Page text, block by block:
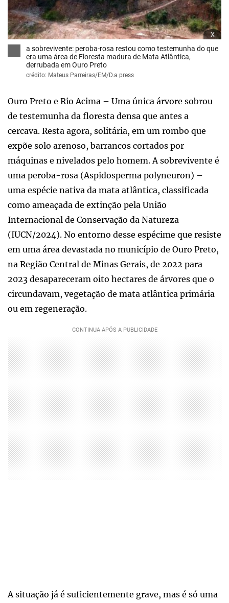
x
a sobrevivente: peroba-rosa restou como testemunha do que
era uma área de Floresta madura de Mata Atlântica,
derrubada em Ouro Preto
crédito: Mateus Parreiras/EM/D.a press
Ouro Preto e Rio Acima – Uma única árvore sobrou
de testemunha da floresta densa que antes a
cercava. Resta agora, solitária, em um rombo que
expõe solo arenoso, barrancos cortados por
máquinas e nivelados pelo homem. A sobrevivente é
uma peroba-rosa (Aspidosperma polyneuron) –
uma espécie nativa da mata atlântica, classificada
como ameaçada de extinção pela União
Internacional de Conservação da Natureza
(IUCN/2024). No entorno desse espécime que resiste
em uma área devastada no município de Ouro Preto,
na Região Central de Minas Gerais, de 2022 para
2023 desapareceram oito hectares de árvores que o
circundavam, vegetação de mata atlântica primária
ou em regeneração.
A situação já é suficientemente grave, mas é só uma